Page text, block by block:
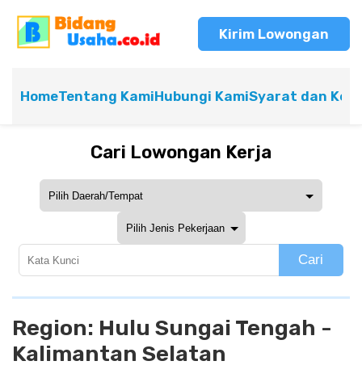
Kirim Lowongan
HomeTentang KamiHubungi KamiSyarat dan
Cari Lowongan Kerja
Cari
Region: Hulu Sungai Tengah -
Kalimantan Selatan